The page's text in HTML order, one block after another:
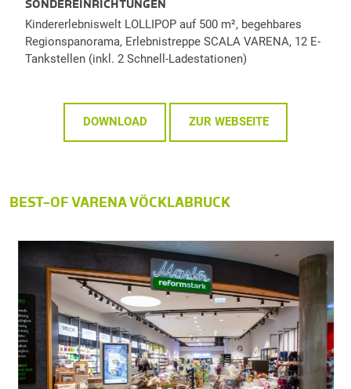
SONDEREINRICHTUNGEN
Kindererlebniswelt LOLLIPOP auf 500 m², begehbares
Regionspanorama, Erlebnistreppe SCALA VARENA, 12 E-
Tankstellen (inkl. 2 Schnell-Ladestationen)
DOWNLOAD ZUR WEBSEITE
BEST-OF VARENA VÖCKLABRUCK